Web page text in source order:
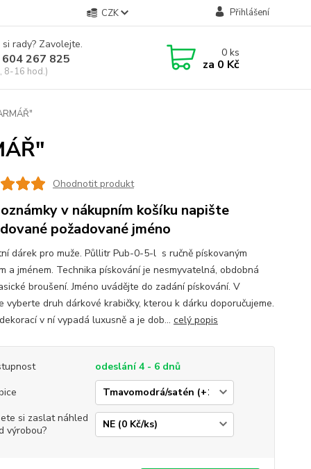
CZK Přihlášení
rady? Zavolejte.
267 825
8-16 hod.)
0ks
za 0 Kč
Ohodnotit produkt
v nákupním košíku napište
požadované jméno
dárek pro muže. Půllitr Pub-0-5-l s ručně pískovaným
a jménem. Technika pískování je nesmyvatelná, obdobná
broušení. Jméno uvádějte do zadání pískování. V
vyberte druh dárkové krabičky, kterou k dárku doporučujeme.
v ní vypadá luxusně a je dob... celý popis
odeslání 4 - 6 dnů
si zaslat náhled
výrobou?